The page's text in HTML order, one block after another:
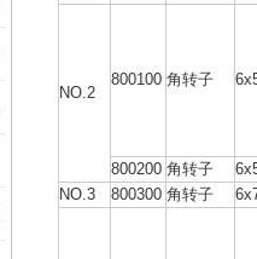
NO.2
800100 角转子
800200 角转子
NO.3
800300 角转子